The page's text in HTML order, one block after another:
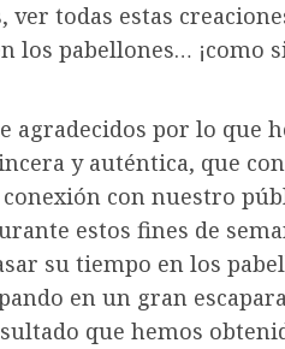
ver todas estas
los pabellones… ¡como
agradecidos por lo que
y auténtica, que
con nuestro
estos fines de
su tiempo en los
en un gran
que hemos